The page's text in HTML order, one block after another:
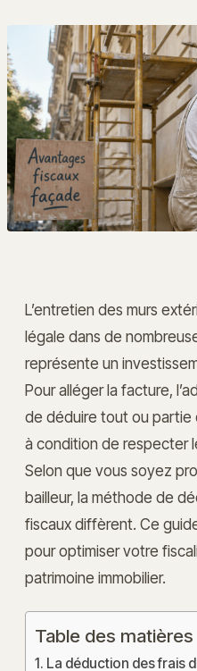
L’entretien des murs
légale dans de
représente un
Pour alléger la facture,
de déduire tout ou
à condition de respecter
Selon que vous soyez
bailleur, la méthode de
fiscaux diffèrent. Ce
pour optimiser votre
patrimoine immobilier.
Table des matières
La déduction des frais